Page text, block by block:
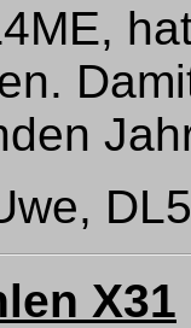
X31